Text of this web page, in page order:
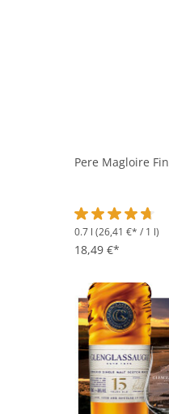
Pere Magloire
0.7 l (26,41 €* / 1 l)
18,49 €*